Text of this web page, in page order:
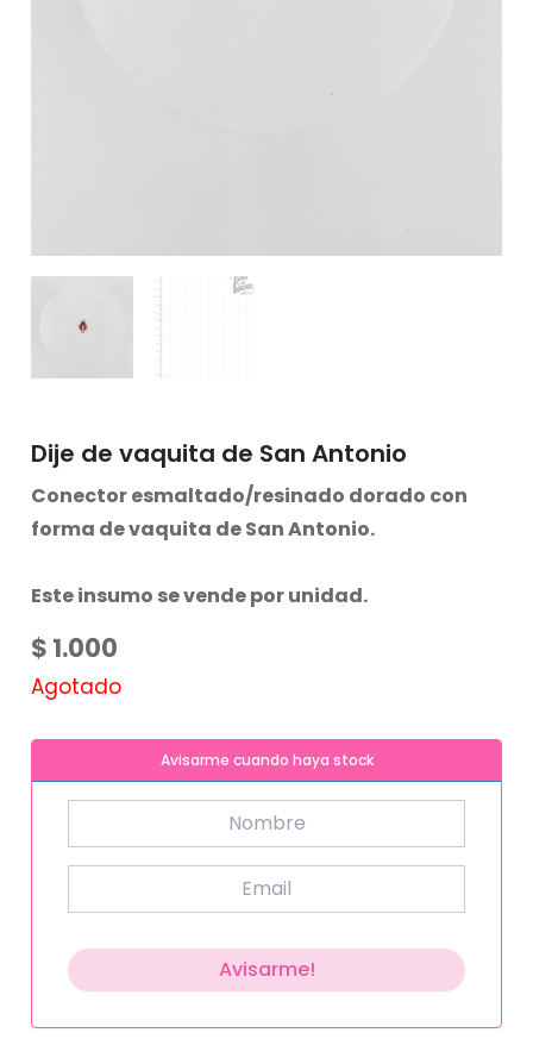
Dije de vaquita de San Antonio
Conector esmaltado/resinado dorado con
forma de vaquita de San Antonio.
Este insumo se vende por unidad.
$ 1.000
Agotado
Avisarme cuando haya stock